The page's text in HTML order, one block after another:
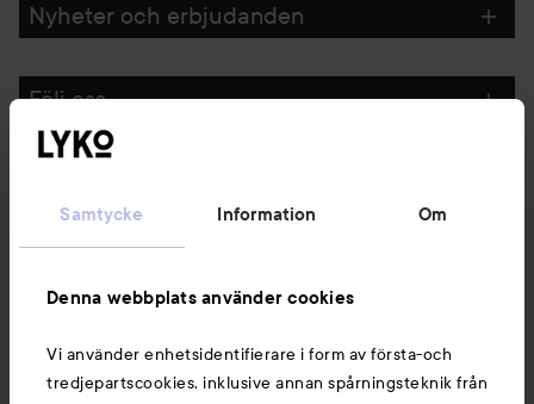
Samtycke Information Om
Denna webbplats använder cookies
Vi använder enhetsidentifierare i form av första-och
tredjepartscookies, inklusive annan spårningsteknik från
Nyheter och erbjudanden
Följ oss
Du kanske också gillar